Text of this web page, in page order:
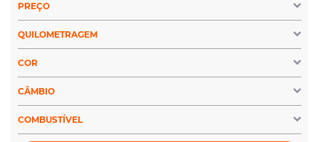
PREÇO
QUILOMETRAGEM
COR
CÂMBIO
COMBUSTÍVEL